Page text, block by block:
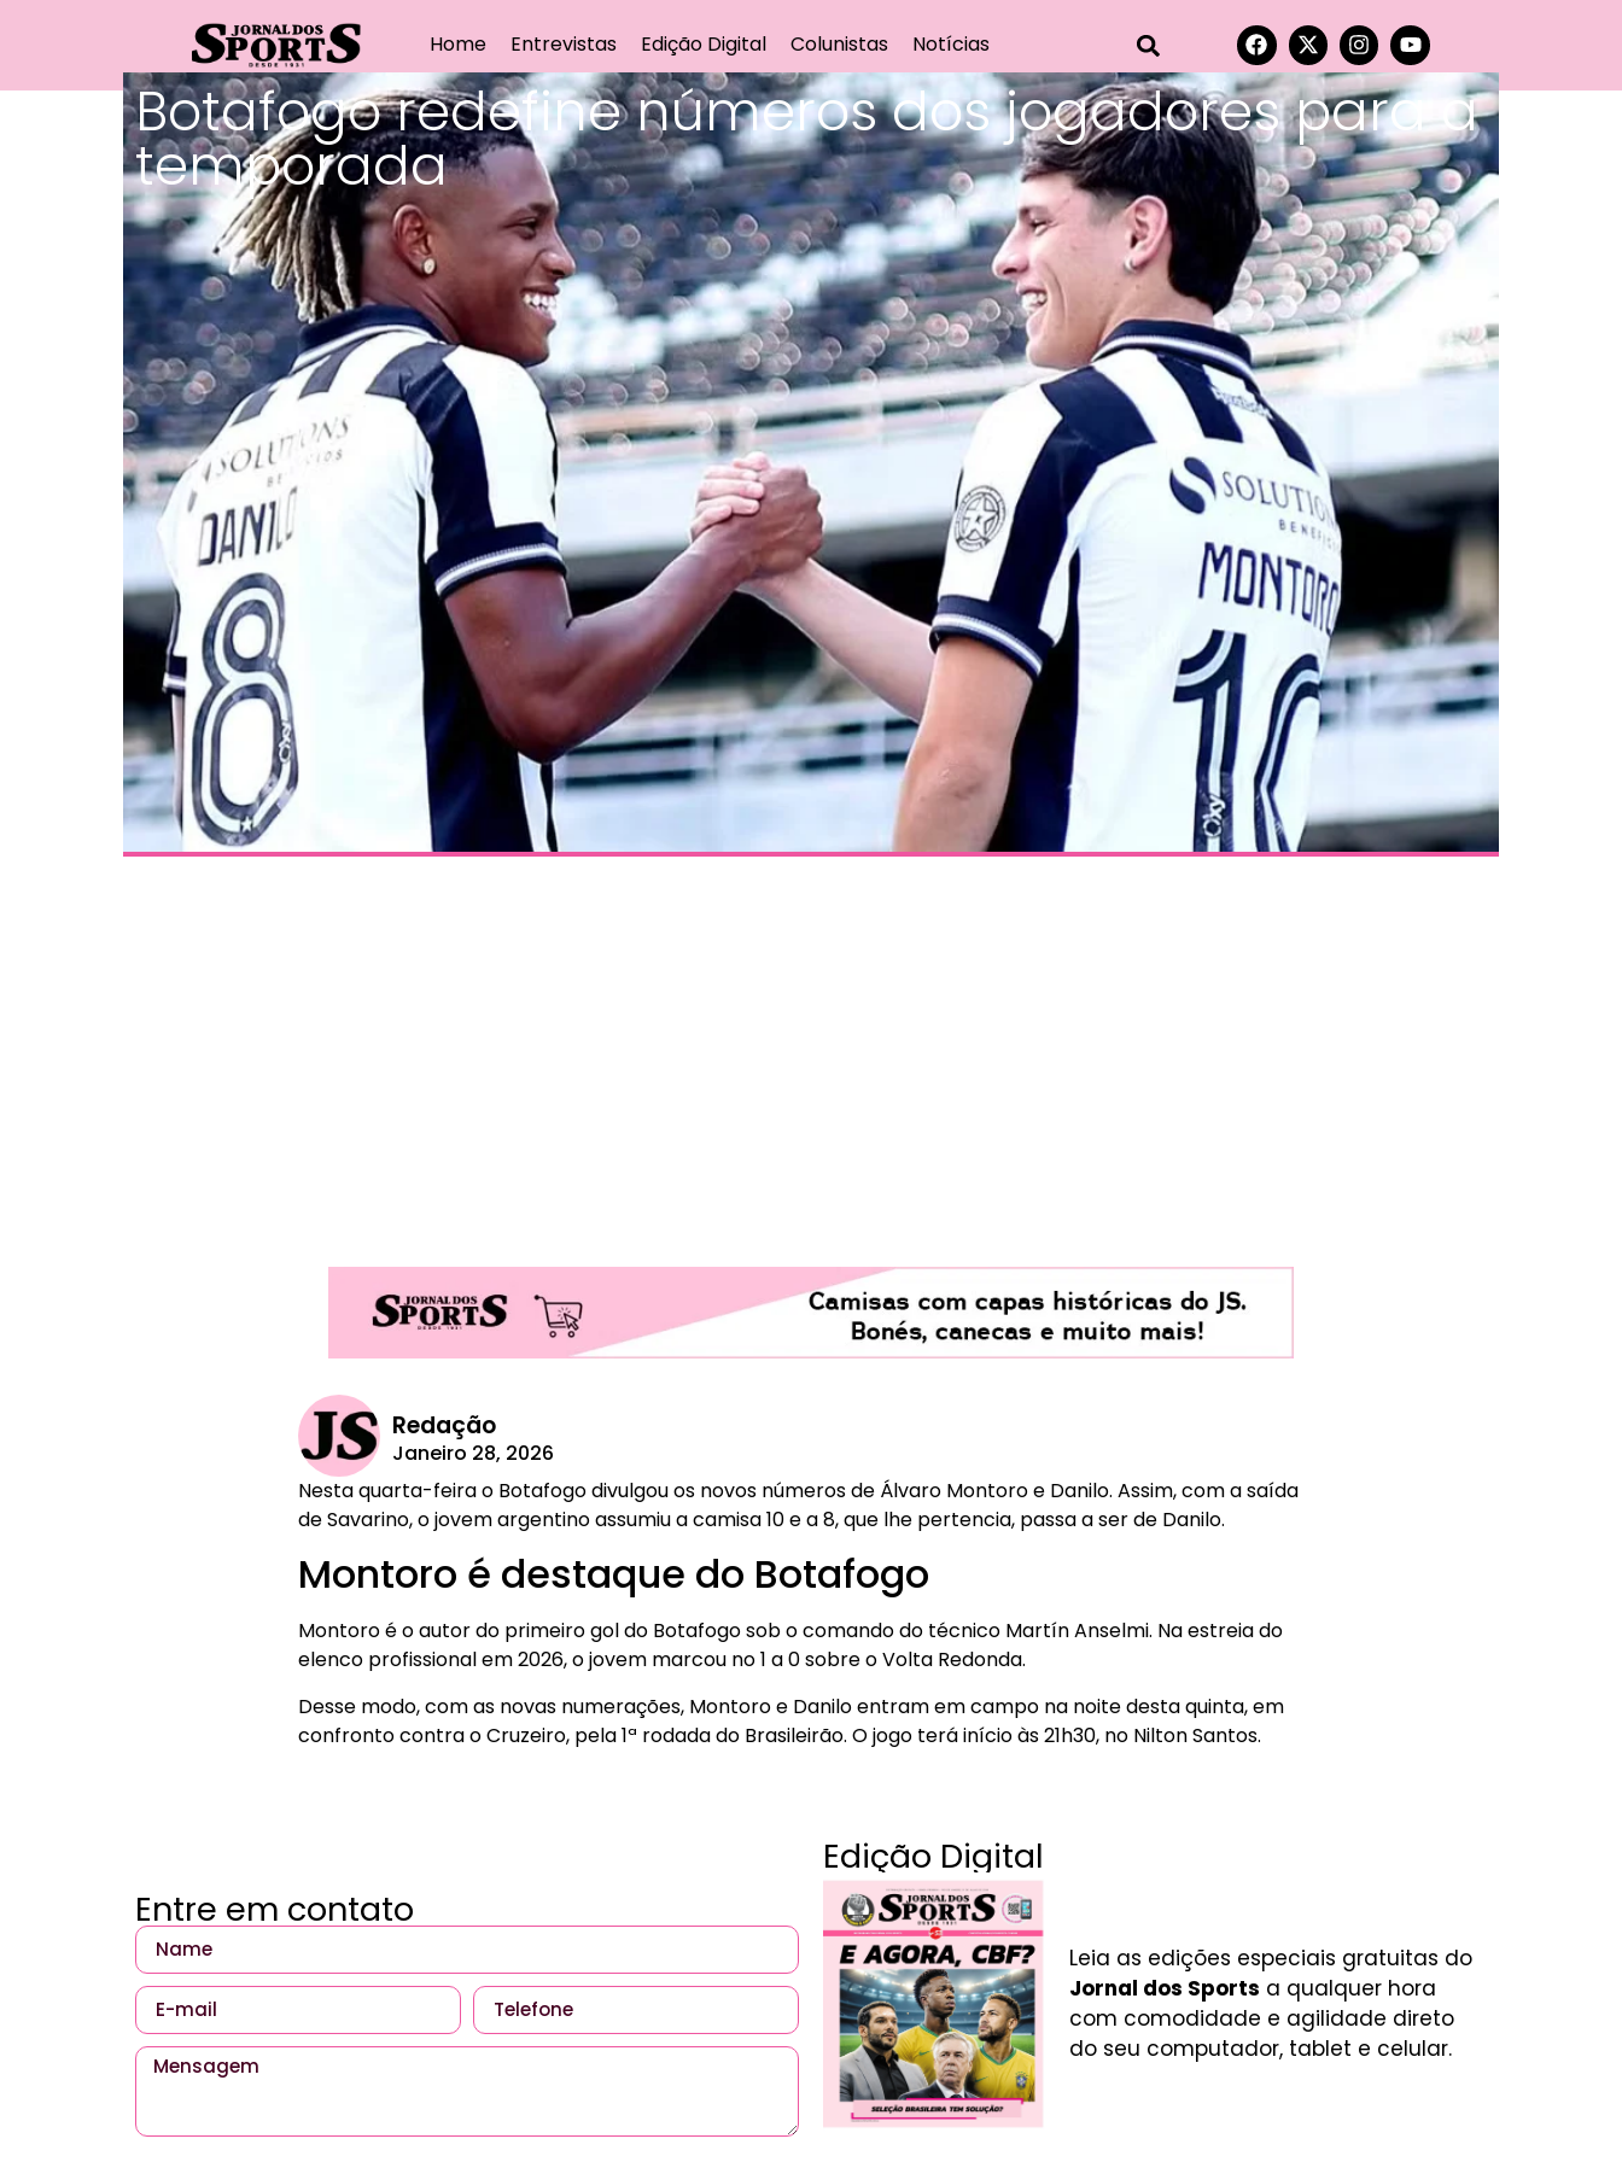
Home Entrevistas Edição Digital Colunistas Notícias
Botafogo redefine números dos jogadores para a
temporada
Redação
Janeiro 28, 2026
Nesta quarta-feira o Botafogo divulgou os novos números de Álvaro Montoro e Danilo. Assim, com a saída
de Savarino, o jovem argentino assumiu a camisa 10 e a 8, que lhe pertencia, passa a ser de Danilo.
Montoro é destaque do Botafogo
Montoro é o autor do primeiro gol do Botafogo sob o comando do técnico Martín Anselmi. Na estreia do
elenco profissional em 2026, o jovem marcou no 1 a 0 sobre o Volta Redonda.
Desse modo, com as novas numerações, Montoro e Danilo entram em campo na noite desta quinta, em
confronto contra o Cruzeiro, pela 1ª rodada do Brasileirão. O jogo terá início às 21h30, no Nilton Santos.
Entre em contato
Edição Digital
Leia as edições especiais gratuitas do
Jornal dos Sports a qualquer hora
com comodidade e agilidade direto
do seu computador, tablet e celular.